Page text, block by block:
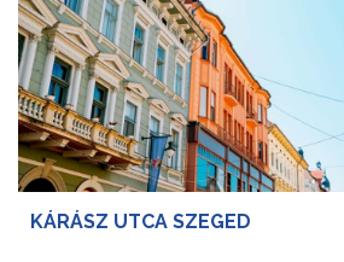
KÁRÁSZ UTCA SZEGED